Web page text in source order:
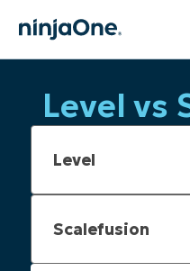
Level vs